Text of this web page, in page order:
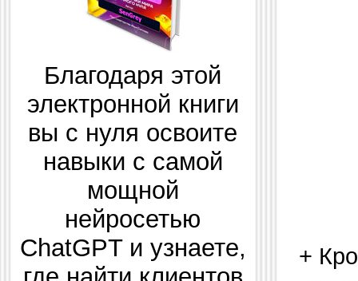
Благодаря этой
электронной книги
вы с нуля освоите
навыки с самой
мощной
нейросетью
ChatGPT и узнаете,
+